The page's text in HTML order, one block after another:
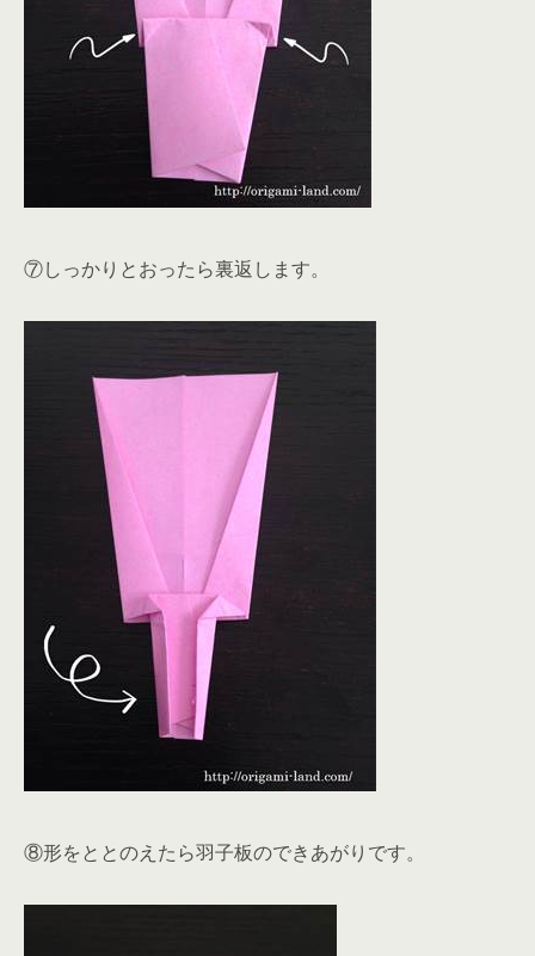
⑦しっかりとおったら裏返します。
⑧形をととのえたら羽子板のできあがりです。